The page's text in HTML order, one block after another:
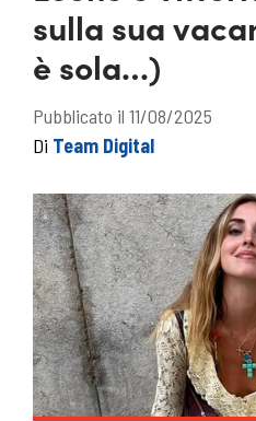
sulla sua
è sola…)
Pubblicato il 11/08/2025
Di Team Digital